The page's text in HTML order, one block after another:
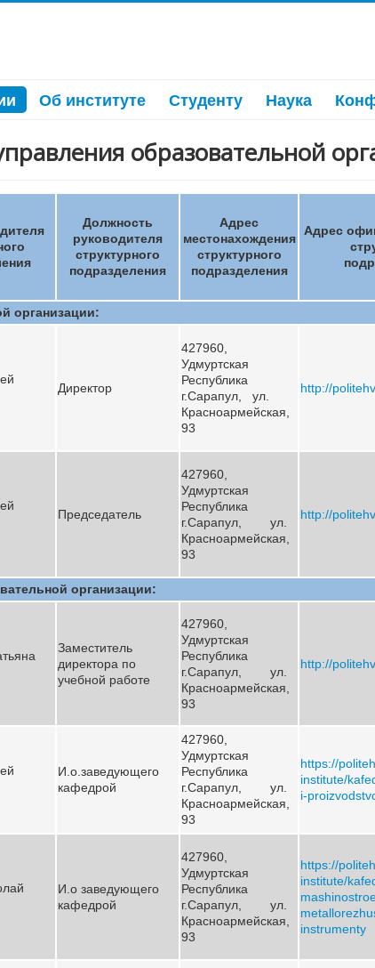
Об институте Студенту Наука
образовательной
Должность
руководителя
структурного
подразделения
Адрес
местонахождения
структурного
подразделения
Адрес
организации:
Директор
427960,
Удмуртская
Республика
г.Сарапул, ул.
Красноармейская,
93
http://
Председатель
427960,
Удмуртская
Республика
г.Сарапул, ул.
Красноармейская,
93
http://
организации:
Заместитель
директора по
учебной работе
427960,
Удмуртская
Республика
г.Сарапул, ул.
Красноармейская,
93
http://
И.о.заведующего
кафедрой
427960,
Удмуртская
Республика
г.Сарапул, ул.
Красноармейская,
93
https://
institute/
i-
И.о заведующего
кафедрой
427960,
Удмуртская
Республика
г.Сарапул, ул.
Красноармейская,
93
https://
institute/
instrumenty